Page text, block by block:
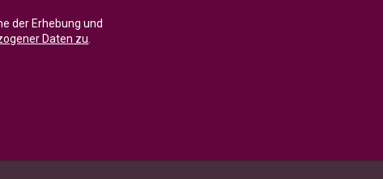
der Erhebung und
Daten zu